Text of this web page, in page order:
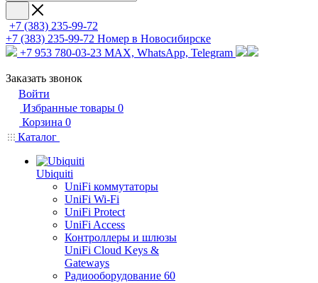
+7 (383) 235-99-72
+7 (383) 235-99-72 Номер в Новосибирске
+7 953 780-03-23 MAX, WhatsApp, Telegram
Заказать звонок
Войти
Избранные товары 0
Корзина 0
Каталог
Ubiquiti
UniFi коммутаторы
UniFi Wi-Fi
UniFi Protect
UniFi Access
Контроллеры и шлюзы
UniFi Cloud Keys &
Gateways
Радиооборудование 60